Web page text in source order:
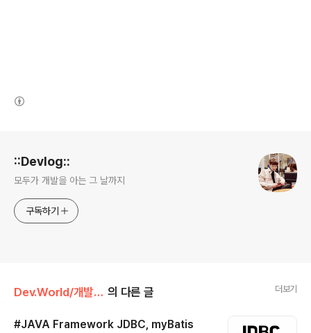
::Devlog::
모두가 개발을 아는 그 날까지
구독하기
Dev.World/개발상식&언어 의 다른 글 더보기
#JAVA Framework JDBC, myBatis